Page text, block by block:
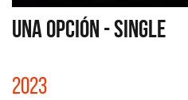
UNA OPCIÓN - SINGLE
2023